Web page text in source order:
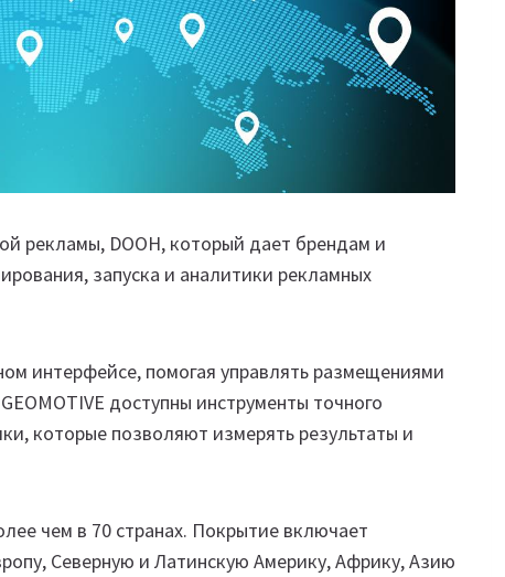
рекламы, DOOH, который дает брендам и
запуска и аналитики рекламных
интерфейсе, помогая управлять размещениями
доступны инструменты точного
которые позволяют измерять результаты и
чем в 70 странах. Покрытие включает
Северную и Латинскую Америку, Африку, Азию